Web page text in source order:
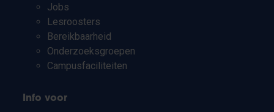
Jobs
Lesroosters
Bereikbaarheid
Onderzoeksgroepen
Campusfaciliteiten
Info voor